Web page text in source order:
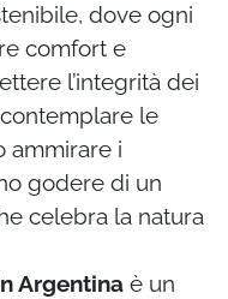
dove ogni
comfort e
l’integrità dei
le
ammirare i
godere di un
celebra la natura
Argentina è un